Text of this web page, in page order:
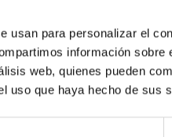
usan para personalizar el
información
web, quienes pueden
uso que haya hecho de sus